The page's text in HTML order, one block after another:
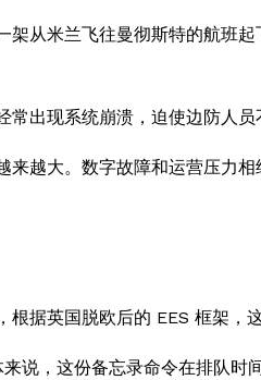
从米兰飞往曼彻斯特的航班
出现系统崩溃，迫使边防人员
越大。数字故障和运营压力相
据英国脱欧后的 EES 框架，
说，这份备忘录命令在排队